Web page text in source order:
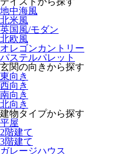
地中海風
北米風
英国風/モダン
北欧風
オレゴンカントリー
パステルパレット
玄関の向きから探す
東向き
西向き
南向き
北向き
建物タイプから探す
平屋
2階建て
3階建て
ガレージハウス